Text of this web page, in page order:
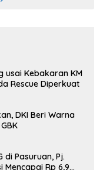
usai Kebakaran KM
Rescue Diperkuat
DKI Beri Warna
di Pasuruan, Pj.
Mencapai Rp 6,9